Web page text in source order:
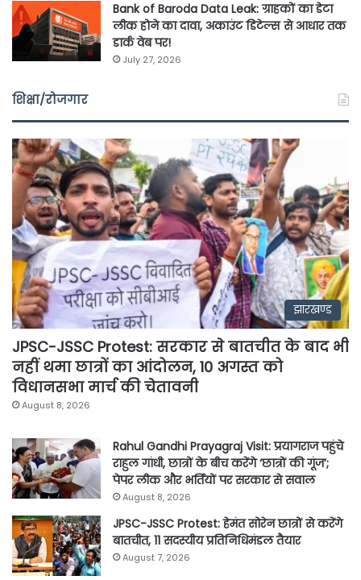
Bank of Baroda Data Leak: ग्राहकों का डेटा
लीक होने का दावा, अकाउंट डिटेल्स से आधार तक
डार्क वेब पर!
July 27, 2026
शिक्षा/रोजगार
झारखण्ड
JPSC-JSSC Protest: सरकार से बातचीत के बाद भी
नहीं थमा छात्रों का आंदोलन, 10 अगस्त को
विधानसभा मार्च की चेतावनी
August 8, 2026
Rahul Gandhi Prayagraj Visit: प्रयागराज पहुंचे
राहुल गांधी, छात्रों के बीच करेंगे ‘छात्रों की गूंज’;
पेपर लीक और भर्तियों पर सरकार से सवाल
August 8, 2026
JPSC-JSSC Protest: हेमंत सोरेन छात्रों से करेंगे
बातचीत, 11 सदस्यीय प्रतिनिधिमंडल तैयार
August 7, 2026